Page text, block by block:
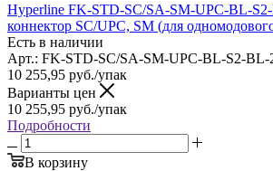
Hyperline FK-STD-SC/SA-SM-UPC-BL-
коннектор SC/UPC, SM (для
Есть в наличии
Арт.: FK-STD-SC/SA-SM-UPC-BL-S2-BL-
10 255,95 руб./упак
Варианты цен
10 255,95 руб./упак
Подробности
В корзину